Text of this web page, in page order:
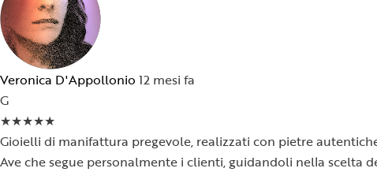
Veronica D'Appollonio 12 mesi fa
G
★★★★★
Gioielli di manifattura pregevole, realizzati con pietre
Ave che segue personalmente i clienti, guidandoli nella scelta